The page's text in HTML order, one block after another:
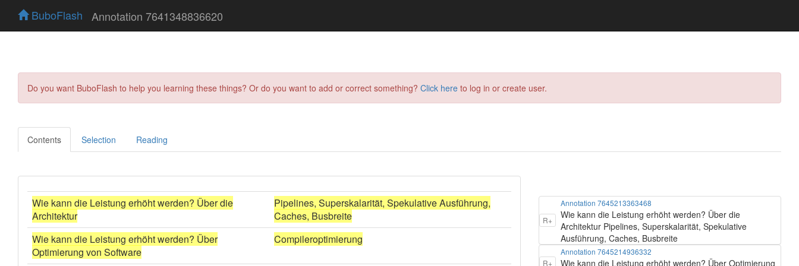
BuboFlash Annotation 7641348836620
Do you want BuboFlash to help you learning these things? Or do you want to add or correct something? Click here to log in or create user.
Contents Selection Reading
R+
Annotation 7645213363468
Wie kann die Leistung erhöht werden? Über die
Architektur Pipelines, Superskalarität, Spekulative
Ausführung, Caches, Busbreite
R+
Annotation 7645214936332
Wie kann die Leistung erhöht werden? Über Optimierung